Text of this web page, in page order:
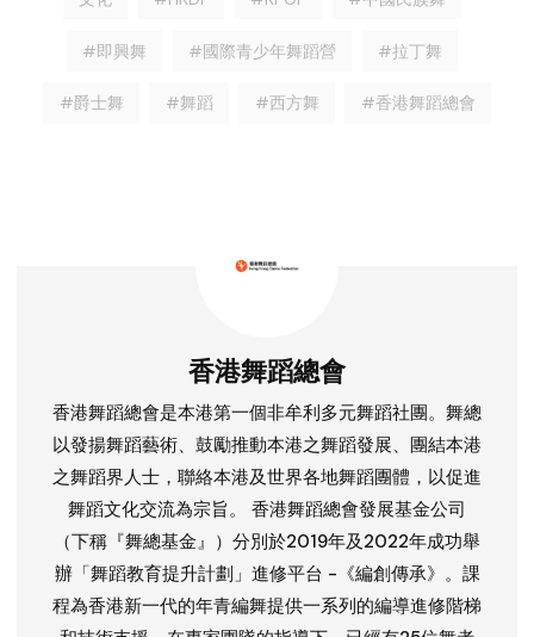
#即興舞 #國際青少年舞蹈營 #拉丁舞
#爵士舞 #舞蹈 #西方舞 #香港舞蹈總會
香港舞蹈總會
香港舞蹈總會是本港第一個非牟利多元舞蹈社團。舞總
以發揚舞蹈藝術、鼓勵推動本港之舞蹈發展、團結本港
之舞蹈界人士，聯絡本港及世界各地舞蹈團體，以促進
舞蹈文化交流為宗旨。 香港舞蹈總會發展基金公司
（下稱『舞總基金』）分別於2019年及2022年成功舉
辦「舞蹈教育提升計劃」進修平台 -《編創傳承》。課
程為香港新一代的年青編舞提供一系列的編導進修階梯